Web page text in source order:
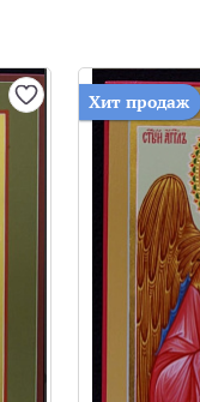
Хит продаж